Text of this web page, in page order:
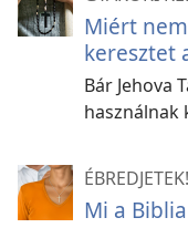
Miért
keresztet
Bár Jehova
használnak
ÉBREDJETEK!
Mi a